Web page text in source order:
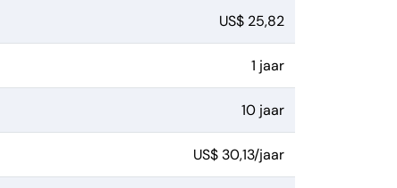
US$ 25,82
1 jaar
10 jaar
US$ 30,13/jaar